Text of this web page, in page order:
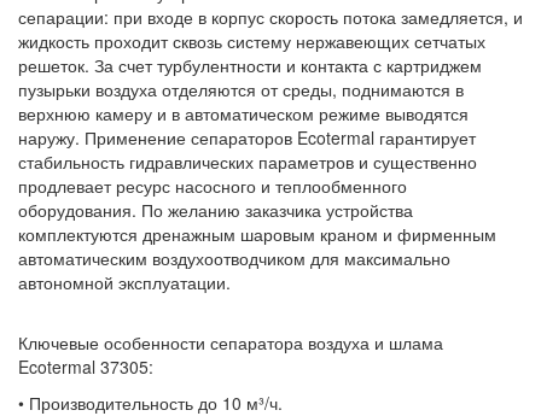
сепарации: при входе в корпус скорость потока замедляется, и
жидкость проходит сквозь систему нержавеющих сетчатых
решеток. За счет турбулентности и контакта с картриджем
пузырьки воздуха отделяются от среды, поднимаются в
верхнюю камеру и в автоматическом режиме выводятся
наружу. Применение сепараторов Ecotermal гарантирует
стабильность гидравлических параметров и существенно
продлевает ресурс насосного и теплообменного
оборудования. По желанию заказчика устройства
комплектуются дренажным шаровым краном и фирменным
автоматическим воздухоотводчиком для максимально
автономной эксплуатации.
Ключевые особенности сепаратора воздуха и шлама
Ecotermal 37305:
• Производительность до 10 м³/ч.